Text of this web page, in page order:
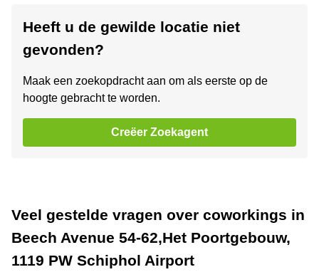
Heeft u de gewilde locatie niet
gevonden?
Maak een zoekopdracht aan om als eerste op de
hoogte gebracht te worden.
Creëer Zoekagent
Veel gestelde vragen over coworkings in
Beech Avenue 54-62,Het Poortgebouw,
1119 PW Schiphol Airport